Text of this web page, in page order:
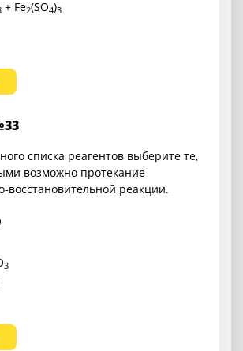
+ Fe2(SO4)3
списка реагентов выберите те,
возможно протекание
восстановительной реакции.
3